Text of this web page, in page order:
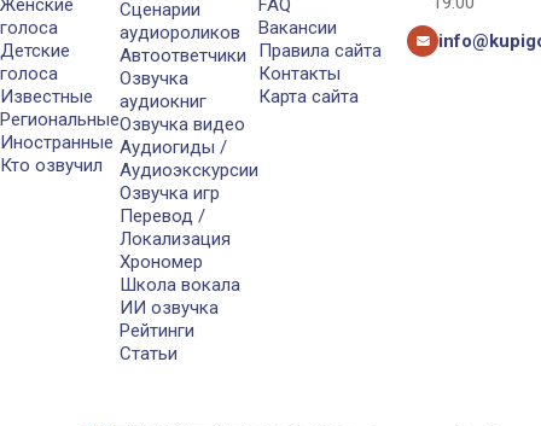
Женские
голоса
Детские
голоса
Известные
Региональные
Иностранные
Кто озвучил
Сценарии
аудиороликов
Автоответчики
Озвучка
аудиокниг
Озвучка видео
Аудиогиды /
Аудиоэкскурсии
Озвучка игр
Перевод /
Локализация
Хрономер
Школа вокала
ИИ озвучка
Рейтинги
Статьи
FAQ
Вакансии
Правила сайта
Контакты
Карта сайта